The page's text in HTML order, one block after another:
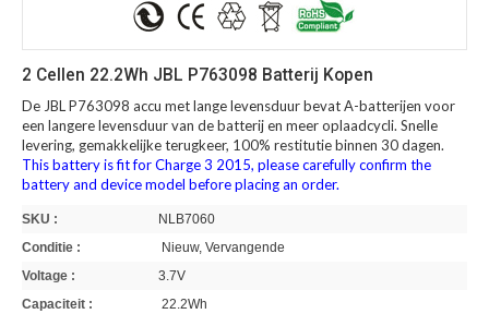
2 Cellen 22.2Wh JBL P763098 Batterij Kopen
De JBL P763098 accu met lange levensduur bevat A-batterijen voor
een langere levensduur van de batterij en meer oplaadcycli. Snelle
levering, gemakkelijke terugkeer, 100% restitutie binnen 30 dagen.
This battery is fit for Charge 3 2015, please carefully confirm the
battery and device model before placing an order.
SKU :
NLB7060
Conditie :
Nieuw, Vervangende
Voltage :
3.7V
Capaciteit :
22.2Wh